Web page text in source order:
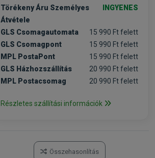
Törékeny Áru Személyes
Átvétele
INGYENES
GLS Csomagautomata
15 990 Ft felett
GLS Csomagpont
15 990 Ft felett
MPL PostaPont
15 990 Ft felett
GLS Házhozszállítás
20 990 Ft felett
MPL Postacsomag
20 990 Ft felett
Részletes szállítási információk
Összehasonlítás